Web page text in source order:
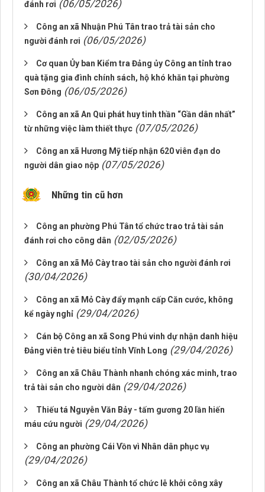
đánh rơi (06/05/2026)
Công an xã Nhuận Phú Tân trao trả tài sản cho
người đánh rơi (06/05/2026)
Cơ quan Ủy ban Kiểm tra Đảng ủy Công an tỉnh trao
quà tặng gia đình chính sách, hộ khó khăn tại phường
Sơn Đông (06/05/2026)
Công an xã An Qui phát huy tinh thần “Gần dân nhất”
từ những việc làm thiết thực (07/05/2026)
Công an xã Hương Mỹ tiếp nhận 620 viên đạn do
người dân giao nộp (07/05/2026)
Những tin cũ hơn
Công an phường Phú Tân tổ chức trao trả tài sản
đánh rơi cho công dân (02/05/2026)
Công an xã Mỏ Cày trao tài sản cho người đánh rơi
(30/04/2026)
Công an xã Mỏ Cày đẩy mạnh cấp Căn cước, không
kể ngày nghỉ (29/04/2026)
Cán bộ Công an xã Song Phú vinh dự nhận danh hiệu
Đảng viên trẻ tiêu biểu tỉnh Vĩnh Long (29/04/2026)
Công an xã Châu Thành nhanh chóng xác minh, trao
trả tài sản cho người dân (29/04/2026)
Thiếu tá Nguyễn Văn Bảy - tấm gương 20 lần hiến
máu cứu người (29/04/2026)
Công an phường Cái Vồn vì Nhân dân phục vụ
(29/04/2026)
Công an xã Châu Thành tổ chức lễ khởi công xây